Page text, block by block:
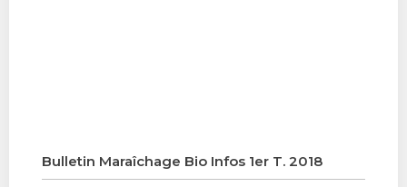
Bulletin Maraîchage Bio Infos 1er T. 2018